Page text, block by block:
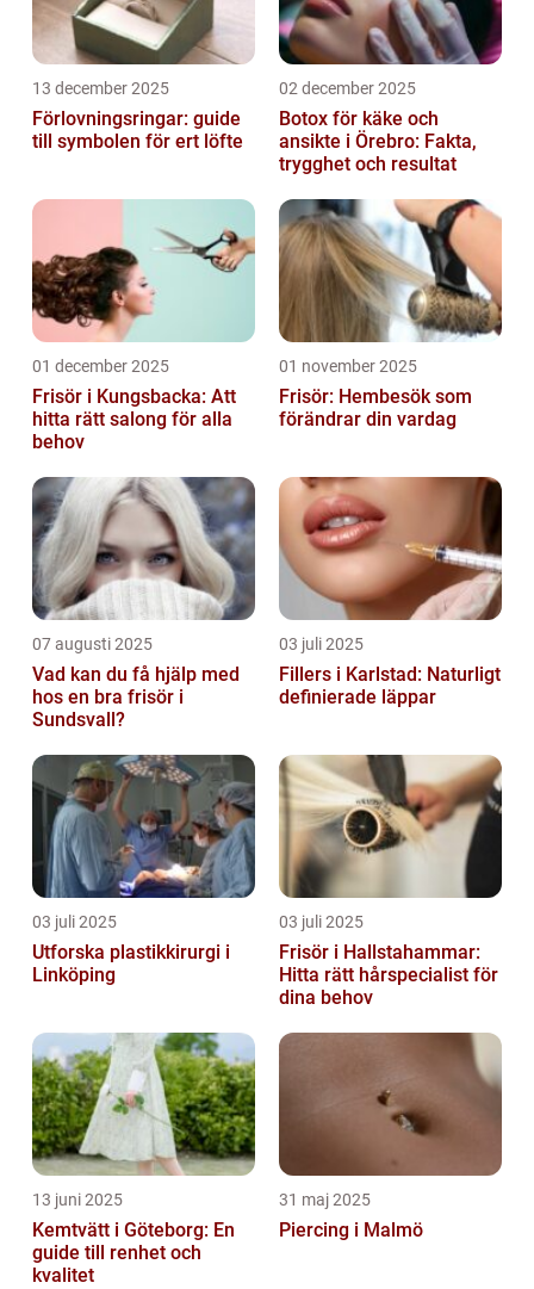
13 december 2025
Förlovningsringar: guide
till symbolen för ert löfte
02 december 2025
Botox för käke och
ansikte i Örebro: Fakta,
trygghet och resultat
01 december 2025
Frisör i Kungsbacka: Att
hitta rätt salong för alla
behov
01 november 2025
Frisör: Hembesök som
förändrar din vardag
07 augusti 2025
Vad kan du få hjälp med
hos en bra frisör i
Sundsvall?
03 juli 2025
Fillers i Karlstad: Naturligt
definierade läppar
03 juli 2025
Utforska plastikkirurgi i
Linköping
03 juli 2025
Frisör i Hallstahammar:
Hitta rätt hårspecialist för
dina behov
13 juni 2025
Kemtvätt i Göteborg: En
guide till renhet och
kvalitet
31 maj 2025
Piercing i Malmö